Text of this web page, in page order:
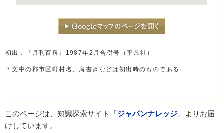
初出：『月刊百科』1987年2月合併号（平凡社）
＊文中の郡市区町村名、肩書きなどは初出時のものである
このページは、知識探索サイト「ジャパンナレッジ 」よりお届
けしています。